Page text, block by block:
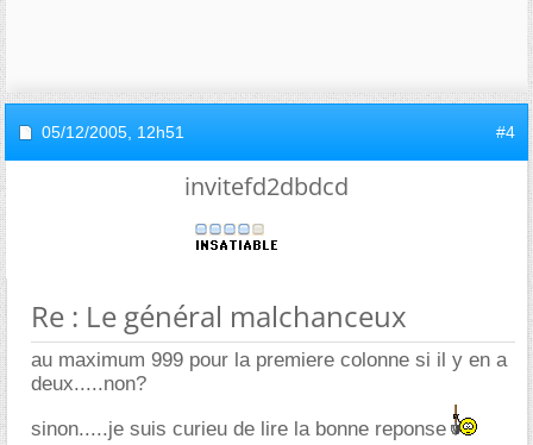
05/12/2005, 12h51 #4
invitefd2dbdcd
Re : Le général malchanceux
au maximum 999 pour la premiere colonne si il y en a
deux.....non?
sinon.....je suis curieu de lire la bonne reponse